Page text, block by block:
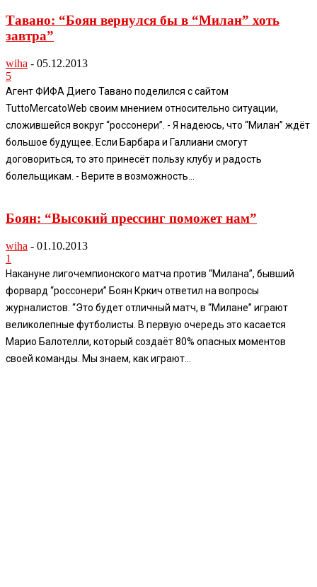
Тавано: “Боян вернулся бы в “Милан” хоть
завтра”
wiha - 05.12.2013
5
Агент ФИФА Диего Тавано поделился с сайтом
TuttoMercatoWeb своим мнением относительно ситуации,
сложившейся вокруг “россонери”. - Я надеюсь, что “Милан” ждёт
большое будущее. Если Барбара и Галлиани смогут
договориться, то это принесёт пользу клубу и радость
болельщикам. - Верите в возможность...
Боян: “Высокий прессинг поможет нам”
wiha - 01.10.2013
1
Накануне лигочемпионского матча против “Милана”, бывший
форвард “россонери” Боян Кркич ответил на вопросы
журналистов. “Это будет отличный матч, в “Милане” играют
великолепные футболисты. В первую очередь это касается
Марио Балотелли, который создаёт 80% опасных моментов
своей команды. Мы знаем, как играют...